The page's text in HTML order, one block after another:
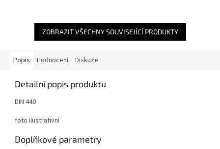
ZOBRAZIT VŠECHNY SOUVISEJÍCÍ PRODUKTY
Popis Hodnocení Diskuze
Detailní popis produktu
DIN 440
foto ilustrativní
Doplňkové parametry